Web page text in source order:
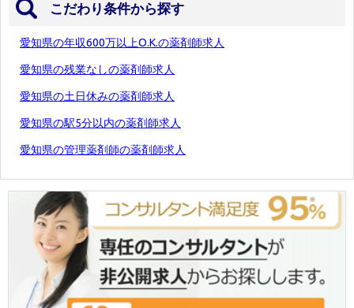
こだわり条件から探す
愛知県の年収600万以上O.K.の薬剤師求人
愛知県の残業なしの薬剤師求人
愛知県の土日休みの薬剤師求人
愛知県の駅5分以内の薬剤師求人
愛知県の管理薬剤師の薬剤師求人